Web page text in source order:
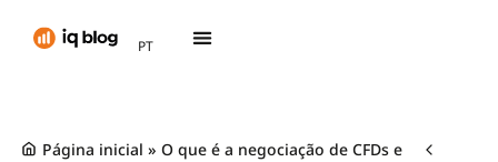
PT
TH
Página inicial » O que é a negociação de CFDs e